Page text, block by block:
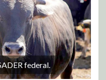
federal.